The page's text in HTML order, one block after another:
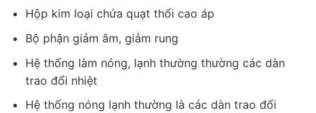
Hộp kim loại chứa quạt thổi cao áp
Bộ phận giảm âm, giảm rung
Hệ thống làm nóng, lạnh thường thường các dàn
trao đổi nhiệt
Hệ thống nóng lạnh thường là các dàn trao đổi